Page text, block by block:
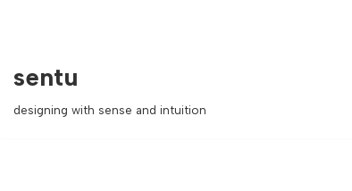
til
sentu
designing with sense and intuition